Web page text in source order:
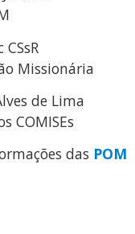
Missionária
de Lima
COMISEs
das POM